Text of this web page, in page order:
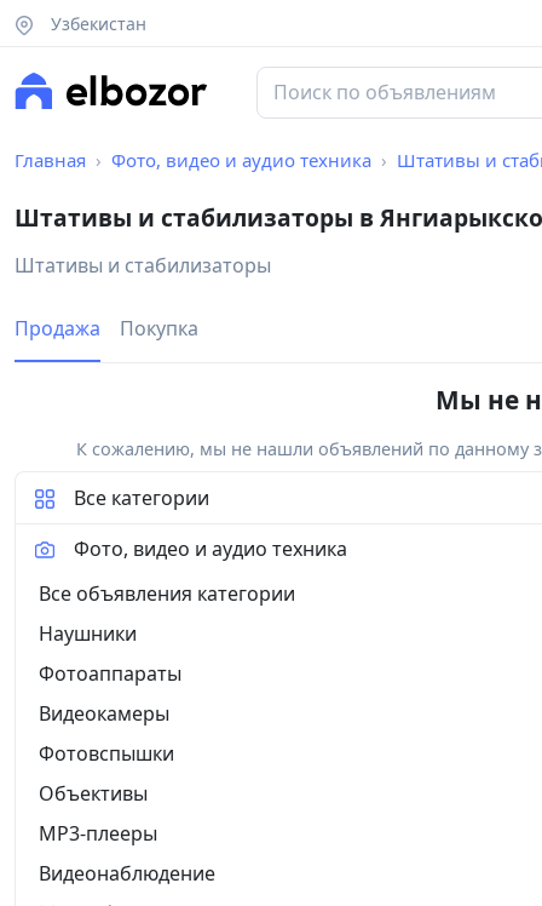
Узбекистан
Главная Фото, видео и аудио техника Штативы и
Штативы и стабилизаторы в
Штативы и стабилизаторы
Продажа Покупка
Мы не
К сожалению, мы не нашли объявлений по данному
Все категории
Фото, видео и аудио техника
Все объявления категории
Наушники
Фотоаппараты
Видеокамеры
Фотовспышки
Объективы
MP3-плееры
Видеонаблюдение